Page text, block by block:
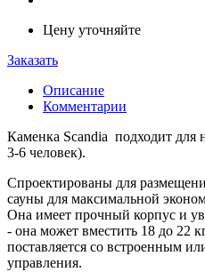
Цену уточняйте
Заказать
Описание
Комментарии
Каменка Scandia подходит для
3-6 человек).
Спроектированы для
сауны для максимальной
Она имеет прочный корпус и
- она может вместить 18 до 22
поставляется со встроенным
управления.